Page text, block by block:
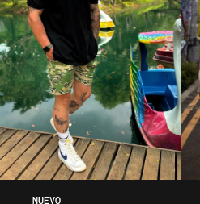
NUEVO